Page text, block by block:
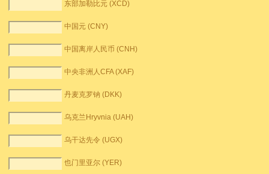
东部加勒比元 (XCD)
中国元 (CNY)
中国离岸人民币 (CNH)
中央非洲人CFA (XAF)
丹麦克罗钠 (DKK)
乌克兰Hryvnia (UAH)
乌干达先令 (UGX)
也门里亚尔 (YER)